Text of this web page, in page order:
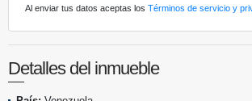
Al enviar tus datos aceptas los Términos de servicio y
Detalles del inmueble